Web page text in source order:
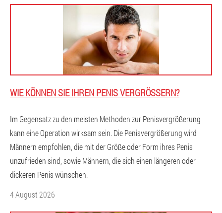
WIE KÖNNEN SIE IHREN PENIS VERGRÖSSERN?
Im Gegensatz zu den meisten Methoden zur Penisvergrößerung
kann eine Operation wirksam sein. Die Penisvergrößerung wird
Männern empfohlen, die mit der Größe oder Form ihres Penis
unzufrieden sind, sowie Männern, die sich einen längeren oder
dickeren Penis wünschen.
4 August 2026